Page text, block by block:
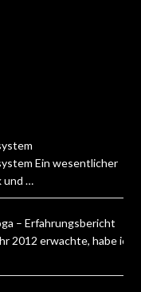
Ein wesentlicher
und …
– Erfahrungsbericht
2012 erwachte, habe ich